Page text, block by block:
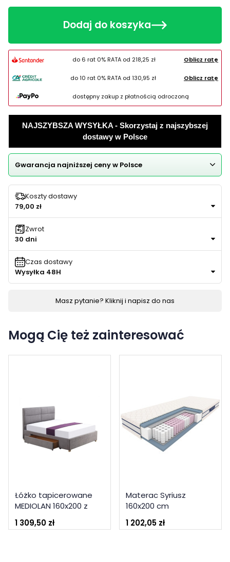
Dodaj do koszyka
do 6 rat 0% RATA od 218,25 zł Oblicz ratę
do 10 rat 0% RATA od 130,95 zł Oblicz ratę
dostępny zakup z płatnością odroczoną
NAJSZYBSZA WYSYŁKA - Skorzystaj z najszybszej
dostawy w Polsce
Gwarancja najniższej ceny w Polsce
Koszty dostawy
79,00 zł
Zwrot
30 dni
Czas dostawy
Wysyłka 48H
Masz pytanie? Kliknij i napisz do nas
Mogą Cię też zainteresować
Łóżko tapicerowane
MEDIOLAN 160x200 z
1 309,50 zł
Materac Syriusz
160x200 cm
1 202,05 zł